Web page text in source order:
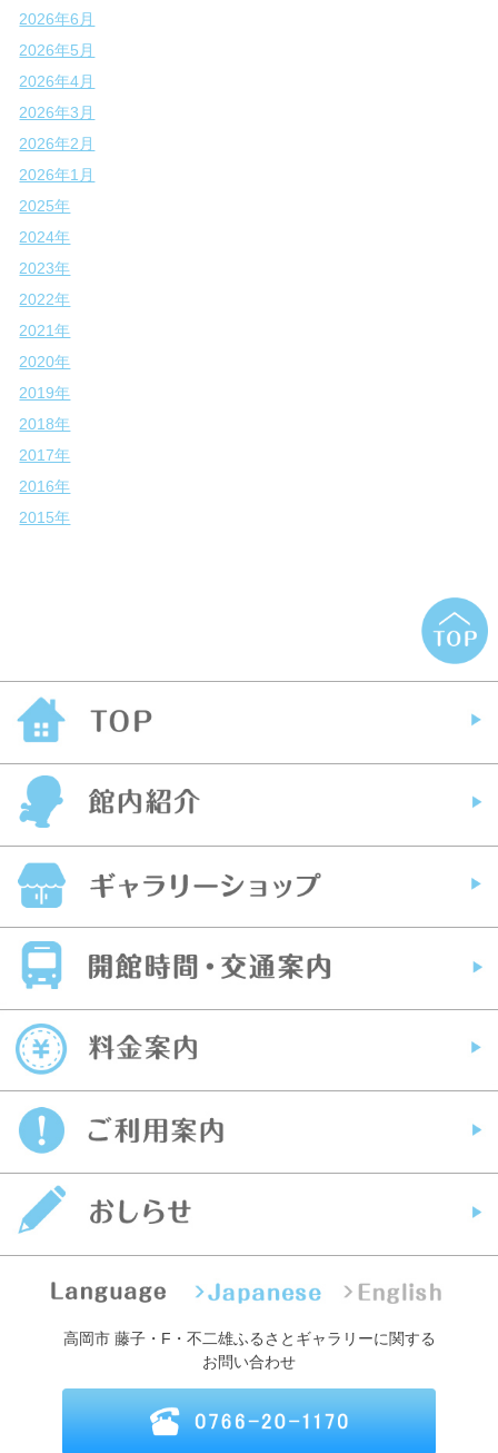
2026年6月
2026年5月
2026年4月
2026年3月
2026年2月
2026年1月
2025年
2024年
2023年
2022年
2021年
2020年
2019年
2018年
2017年
2016年
2015年
高岡市 藤子・F・不二雄ふるさとギャラリーに関する
お問い合わせ